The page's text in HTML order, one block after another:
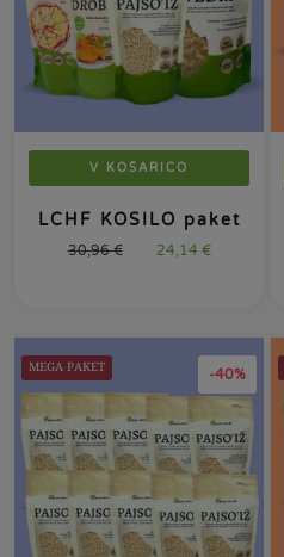
V KOŠARICO
LCHF KOSILO paket
30,96€ 24,14 €
-40%
MEGA PAKET